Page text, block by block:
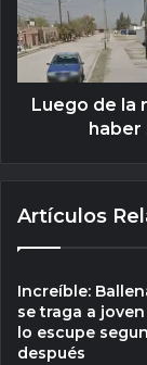
Luego de la
haber
Artículos
Increíble:
se traga a
lo escupe
después